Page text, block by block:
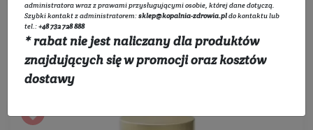
Sortowanie:
administratora wraz z prawami przysługującymi osobie, której dane dotyczą.
Szybki kontakt z administratorem:sklep@kopalnia-zdrowia.pldo kontaktu lub
tel.:+48 732 728 888
* rabat nie jest naliczany dla produktów
znajdujących się w promocji oraz kosztów
dostawy